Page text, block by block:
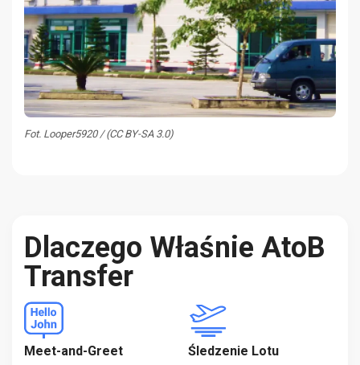
Fot. Looper5920 / (CC BY-SA 3.0)
Dlaczego Właśnie AtoB
Transfer
Meet-and-Greet Śledzenie Lotu